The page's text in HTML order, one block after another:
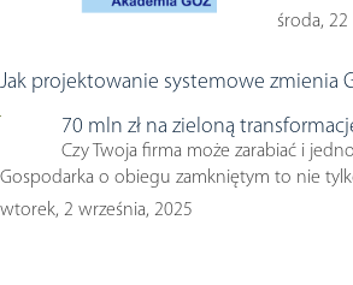
środa, 22
70 mln zł na zieloną
Czy Twoja firma może zarabiać i
Gospodarka o obiegu zamkniętym to nie
wtorek, 2 września, 2025
Jak projektowanie systemowe zmienia